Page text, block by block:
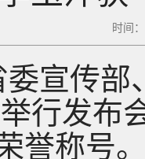
时间
委宣传
行发布
誉称号